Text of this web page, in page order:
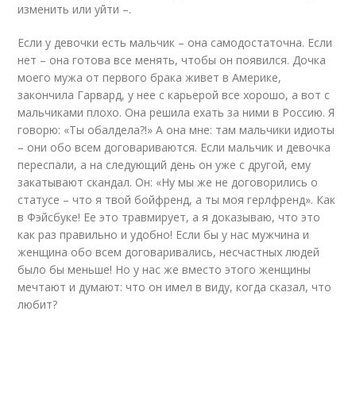
изменить или уйти –.
Если у девочки есть мальчик – она самодостаточна. Если
нет – она готова все менять, чтобы он появился. Дочка
моего мужа от первого брака живет в Америке,
закончила Гарвард, у нее с карьерой все хорошо, а вот с
мальчиками плохо. Она решила ехать за ними в Россию. Я
говорю: «Ты обалдела?!» А она мне: там мальчики идиоты
– они обо всем договариваются. Если мальчик и девочка
переспали, а на следующий день он уже с другой, ему
закатывают скандал. Он: «Ну мы же не договорились о
статусе – что я твой бойфренд, а ты моя герлфренд». Как
в Фэйсбуке! Ее это травмирует, а я доказываю, что это
как раз правильно и удобно! Если бы у нас мужчина и
женщина обо всем договаривались, несчастных людей
было бы меньше! Но у нас же вместо этого женщины
мечтают и думают: что он имел в виду, когда сказал, что
любит?